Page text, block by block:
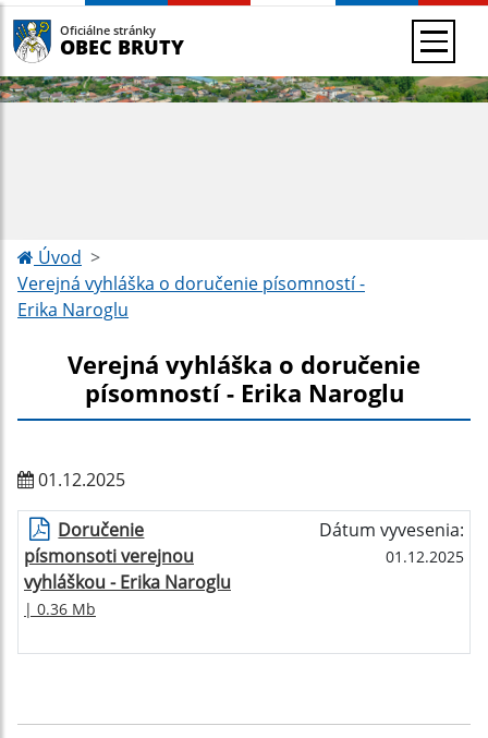
Oficiálne stránky
OBEC BRUTY
Úvod
Verejná vyhláška o doručenie písomností -
Erika Naroglu
Verejná vyhláška o doručenie
písomností - Erika Naroglu
01.12.2025
Doručenie
písmonsoti verejnou
vyhláškou - Erika Naroglu
| 0.36 Mb
Dátum vyvesenia:
01.12.2025